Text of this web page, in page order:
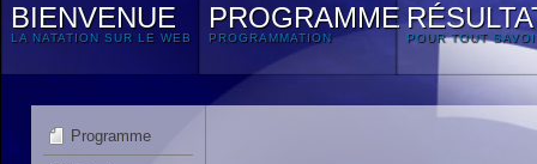
BIENVENUE
LA NATATION SUR LE WEB
PROGRAMME
PROGRAMMATION POUR TOUT
Programme